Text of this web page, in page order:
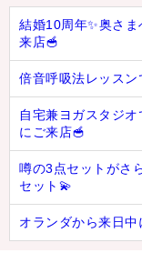
結婚10周年✨奥さ
来店🥣
倍音呼吸法レッス
自宅兼ヨガスタジ
にご来店🥣
噂の3点セットがさ
セット💫
オランダから来日